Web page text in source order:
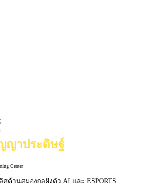
ญาประดิษฐ์
Center
ด้านสมองกลฝังตัว AI และ ESPORTS